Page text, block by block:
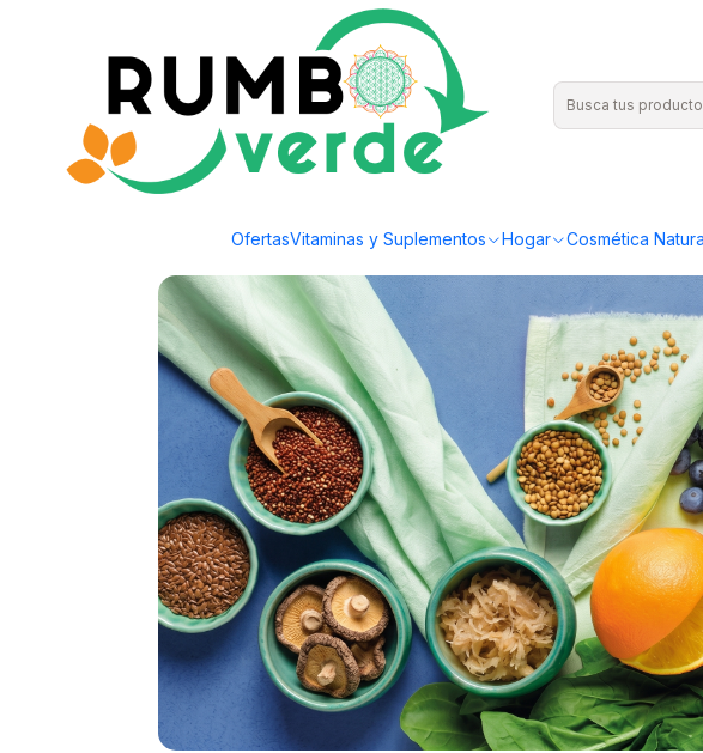
OfertasVitaminas y Suplementos Hogar Cosmética
Envío gratis por compras sobre los 59.990 en la provincia de Santiago
Tu Rumbo Verde Alimentos para combatir el estrés
Alimentos